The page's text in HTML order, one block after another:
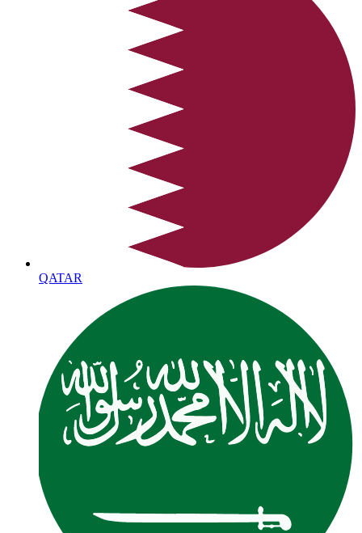
QATAR